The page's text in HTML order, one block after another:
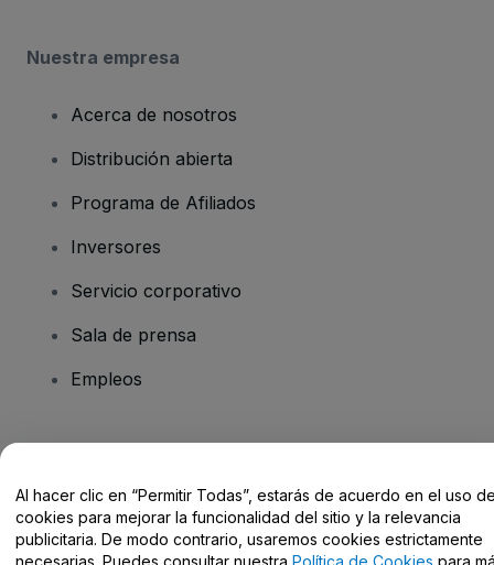
Nuestra empresa
Acerca de nosotros
Distribución abierta
Programa de Afiliados
Inversores
Servicio corporativo
Sala de prensa
Empleos
Centro de Ayuda / Contacto
Al hacer clic en “Permitir Todas”, estarás de acuerdo en el uso
cookies para mejorar la funcionalidad del sitio y la relevancia
publicitaria. De modo contrario, usaremos cookies estrictamente
necesarias. Puedes consultar nuestra Política de Cookies para